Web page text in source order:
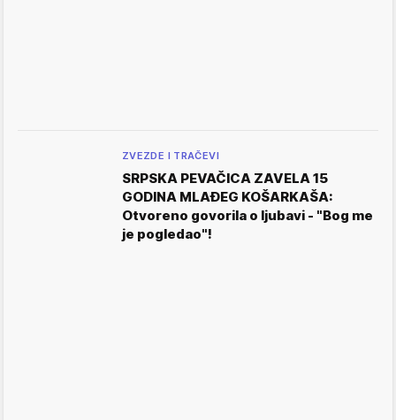
ZVEZDE I TRAČEVI
SRPSKA PEVAČICA ZAVELA 15
GODINA MLAĐEG KOŠARKAŠA:
Otvoreno govorila o ljubavi - "Bog me
je pogledao"!